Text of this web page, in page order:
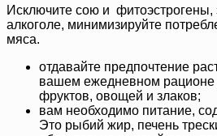
Исключите сою и фитоэстрогены,
алкоголе, минимизируйте
мяса.
отдавайте предпочтение
вашем ежедневном рационе
фруктов, овощей и злаков;
вам необходимо питание,
Это рыбий жир, печень